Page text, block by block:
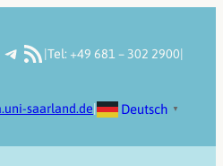
Telegram
RSS-Feed
|Tel: +49 681 – 302 2900
saarland.de | Deutsch ▼